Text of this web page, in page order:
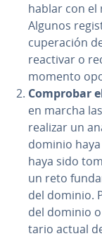
hablar con el
Algunos
cu­pe­ra­ción
reactivar o
momento
Comprobar
en marcha
realizar un
dominio
haya sido
un reto
del dominio.
del dominio
ta­rio actual